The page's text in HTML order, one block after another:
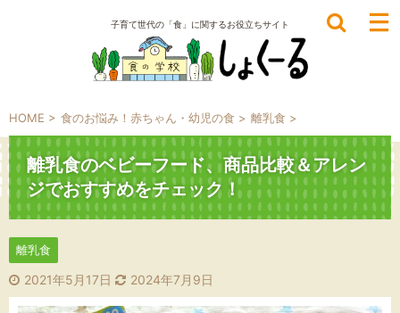
子育て世代の「食」に関するお役立ちサイト
HOME > 食のお悩み！赤ちゃん・幼児の食 > 離乳食 >
離乳食のベビーフード、商品比較＆アレン
ジでおすすめをチェック！
離乳食
2021年5月17日 2024年7月9日